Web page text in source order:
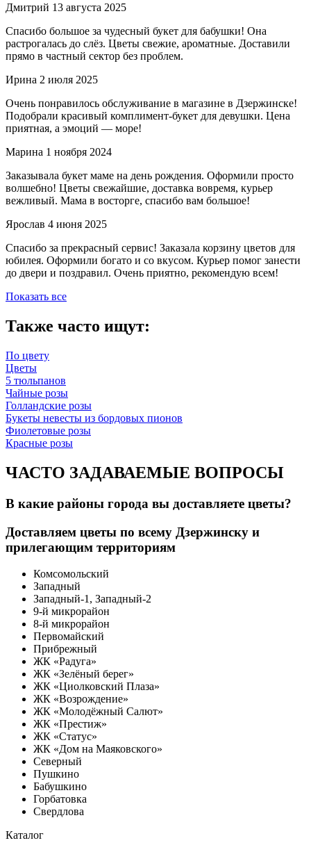
Дмитрий 13 августа 2025
Спасибо большое за чудесный букет для бабушки! Она
растрогалась до слёз. Цветы свежие, ароматные. Доставили
прямо в частный сектор без проблем.
Ирина 2 июля 2025
Очень понравилось обслуживание в магазине в Дзержинске!
Подобрали красивый комплимент-букет для девушки. Цена
приятная, а эмоций — море!
Марина 1 ноября 2024
Заказывала букет маме на день рождения. Оформили просто
волшебно! Цветы свежайшие, доставка вовремя, курьер
вежливый. Мама в восторге, спасибо вам большое!
Ярослав 4 июня 2025
Спасибо за прекрасный сервис! Заказала корзину цветов для
юбилея. Оформили богато и со вкусом. Курьер помог занести
до двери и поздравил. Очень приятно, рекомендую всем!
Показать все
Также часто ищут:
По цвету
Цветы
5 тюльпанов
Чайные розы
Голландские розы
Букеты невесты из бордовых пионов
Фиолетовые розы
Красные розы
ЧАСТО ЗАДАВАЕМЫЕ ВОПРОСЫ
В какие районы города вы доставляете цветы?
Доставляем цветы по всему Дзержинску и
прилегающим территориям
Комсомольский
Западный
Западный-1, Западный-2
9-й микрорайон
8-й микрорайон
Первомайский
Прибрежный
ЖК «Радуга»
ЖК «Зелёный берег»
ЖК «Циолковский Плаза»
ЖК «Возрождение»
ЖК «Молодёжный Салют»
ЖК «Престиж»
ЖК «Статус»
ЖК «Дом на Маяковского»
Северный
Пушкино
Бабушкино
Горбатовка
Свердлова
Каталог